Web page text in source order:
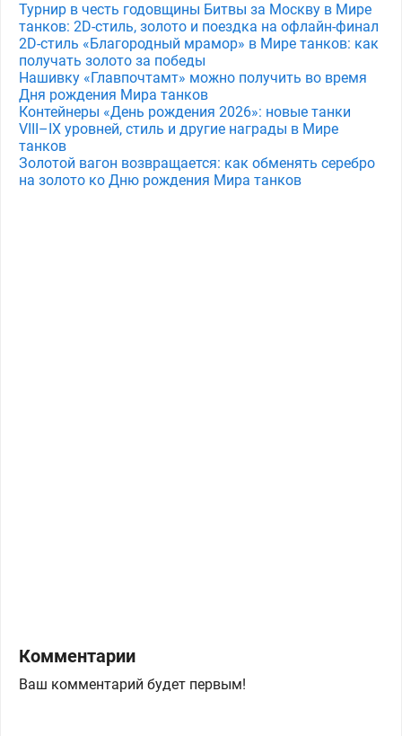
Турнир в честь годовщины Битвы за Москву в Мире
танков: 2D-стиль, золото и поездка на офлайн-финал
2D-стиль «Благородный мрамор» в Мире танков: как
получать золото за победы
Нашивку «Главпочтамт» можно получить во время
Дня рождения Мира танков
Контейнеры «День рождения 2026»: новые танки
VIII–IX уровней, стиль и другие награды в Мире
танков
Золотой вагон возвращается: как обменять серебро
на золото ко Дню рождения Мира танков
Комментарии
Ваш комментарий будет первым!